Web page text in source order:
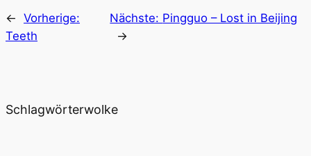
← Vorherige:
Teeth
Nächste: Pingguo – Lost in Beijing
→
Schlagwörterwolke